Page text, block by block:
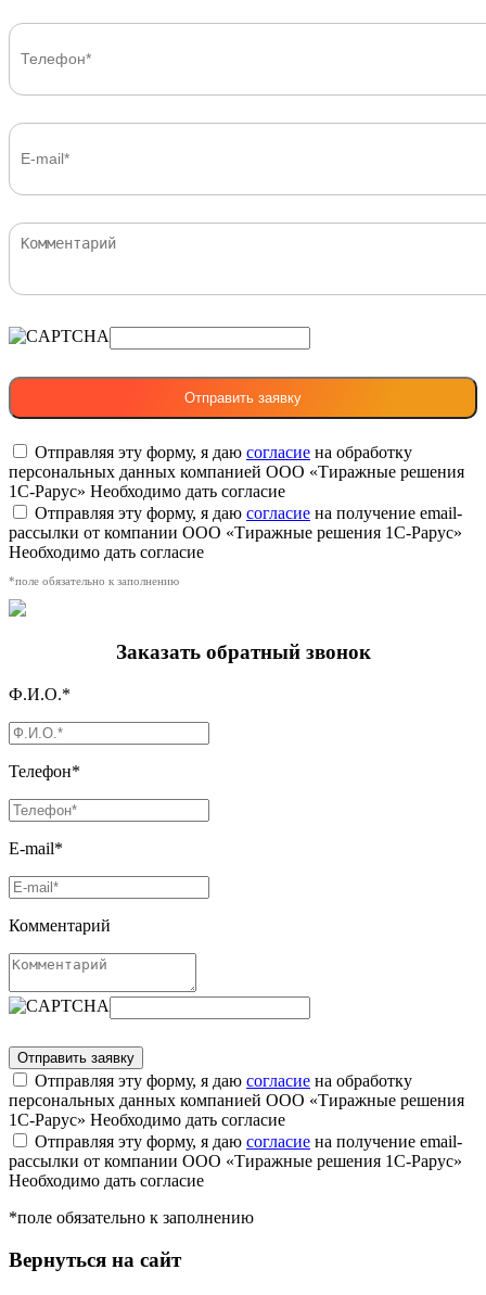
Отправляя эту форму, я даю согласие на обработку
персональных данных компанией ООО «Тиражные решения
1С-Рарус» Необходимо дать согласие
Отправляя эту форму, я даю согласие на получение email-
рассылки от компании ООО «Тиражные решения 1С-Рарус»
Необходимо дать согласие
*поле обязательно к заполнению
Заказать обратный звонок
Ф.И.О.*
Телефон*
E-mail*
Комментарий
Отправляя эту форму, я даю согласие на обработку
персональных данных компанией ООО «Тиражные решения
1С-Рарус» Необходимо дать согласие
Отправляя эту форму, я даю согласие на получение email-
рассылки от компании ООО «Тиражные решения 1С-Рарус»
Необходимо дать согласие
*поле обязательно к заполнению
Вернуться на сайт